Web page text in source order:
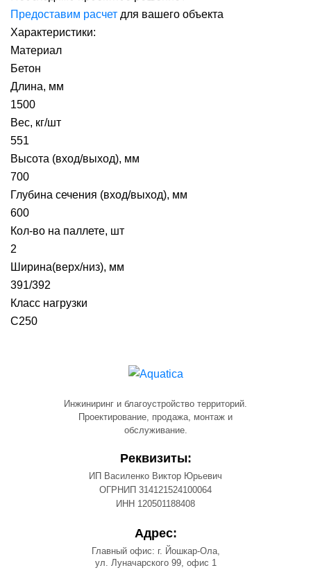
Предоставим расчет для вашего объекта
Характеристики:
Материал
Бетон
Длина, мм
1500
Вес, кг/шт
551
Высота (вход/выход), мм
700
Глубина сечения (вход/выход), мм
600
Кол-во на паллете, шт
2
Ширина(верх/низ), мм
391/392
Класс нагрузки
С250
Инжиниринг и благоустройство территорий.
Проектирование, продажа, монтаж и
обслуживание.
Реквизиты:
ИП Василенко Виктор Юрьевич
ОГРНИП 314121524100064
ИНН 120501188408
Адрес:
Главный офис: г. Йошкар-Ола,
ул. Луначарского 99, офис 1